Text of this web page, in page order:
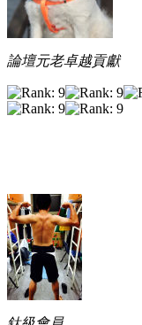
論壇元老卓越貢獻